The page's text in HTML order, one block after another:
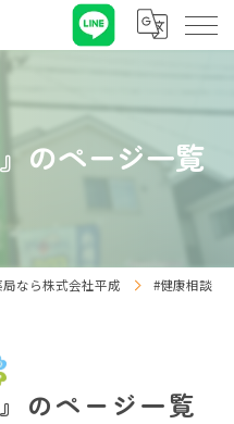
のページ一覧
なら株式会社平成 #健康相談
のページ一覧